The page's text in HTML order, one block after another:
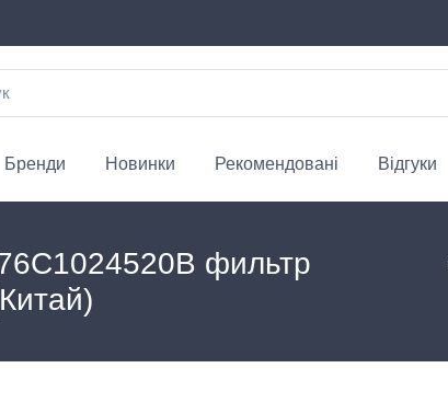
Бренди Новинки Рекомендовані Відгуки
фильтр